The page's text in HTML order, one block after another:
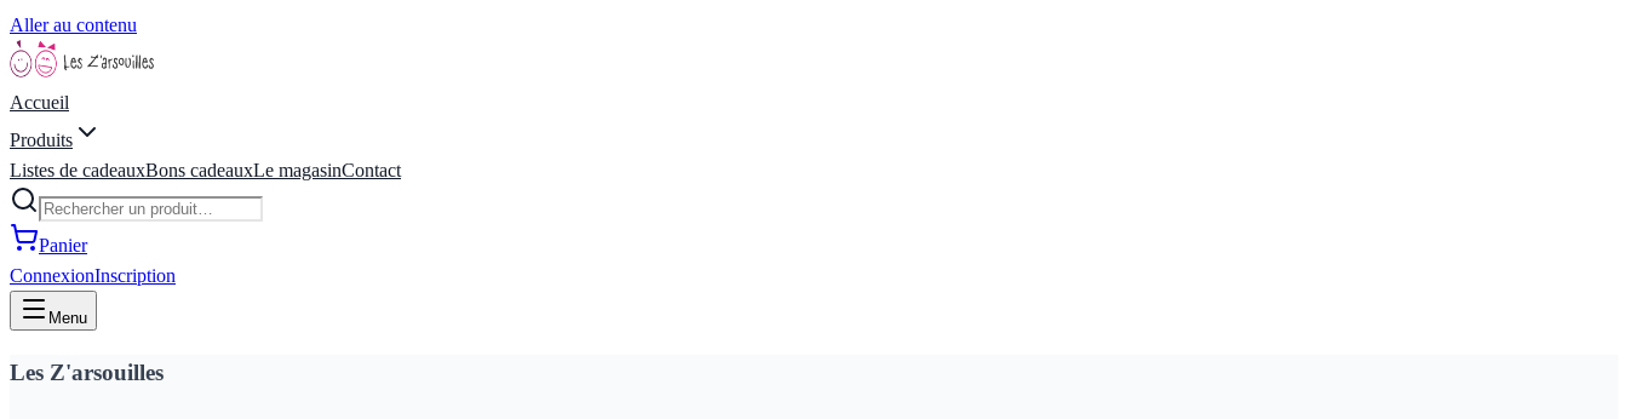
Aller au contenu
Accueil
Produits
Listes de cadeauxBons cadeauxLe magasinContact
Panier
ConnexionInscription
Menu
Les Z'arsouilles